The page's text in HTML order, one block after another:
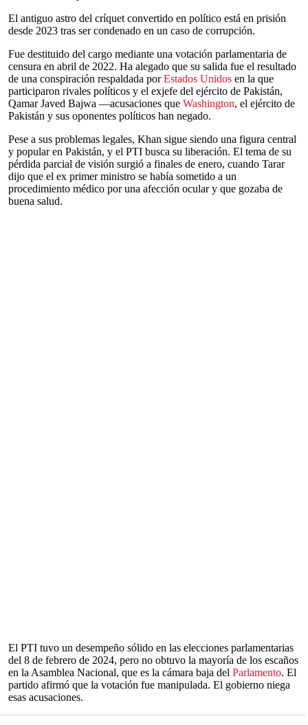
El antiguo astro del críquet convertido en político está en prisión
desde 2023 tras ser condenado en un caso de corrupción.
Fue destituido del cargo mediante una votación parlamentaria de
censura en abril de 2022. Ha alegado que su salida fue el resultado
de una conspiración respaldada porEstados Unidos en la que
participaron rivales políticos y el exjefe del ejército de Pakistán,
Qamar Javed Bajwa —acusaciones que Washington, el ejército de
Pakistán y sus oponentes políticos han negado.
Pese a sus problemas legales, Khan sigue siendo una figura central
y popular en Pakistán, y el PTI busca su liberación. El tema de su
pérdida parcial de visión surgió a finales de enero, cuando Tarar
dijo que el ex primer ministro se había sometido a un
procedimiento médico por una afección ocular y que gozaba de
buena salud.
El PTI tuvo un desempeño sólido en las elecciones parlamentarias
del 8 de febrero de 2024, pero no obtuvo la mayoría de los escaños
en la Asamblea Nacional, que es la cámara baja del Parlamento. El
partido afirmó que la votación fue manipulada. El gobierno niega
esas acusaciones.